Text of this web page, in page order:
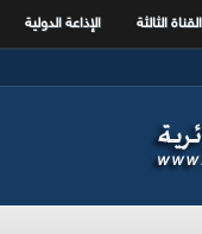
القناة الثالثة الإذاعة الدولية